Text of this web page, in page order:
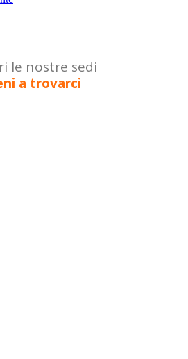
le nostre sedi
a trovarci